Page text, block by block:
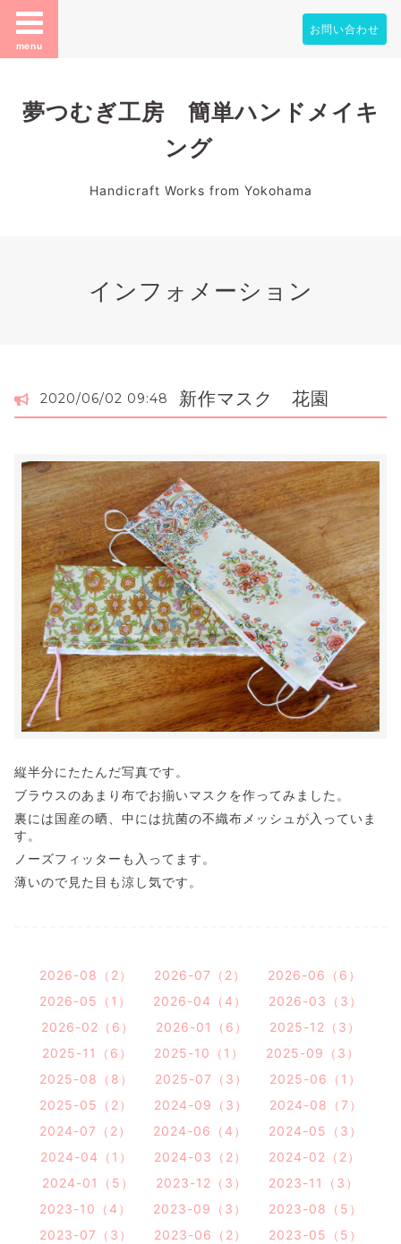
menu
お問い合わせ
夢つむぎ工房 簡単ハンドメイキ
ング
Handicraft Works from Yokohama
インフォメーション
2020/06/02 09:48 新作マスク 花園
縦半分にたたんだ写真です。
ブラウスのあまり布でお揃いマスクを作ってみました。
裏には国産の晒、中には抗菌の不織布メッシュが入っていま
す。
ノーズフィッターも入ってます。
薄いので見た目も涼し気です。
2026-08（2） 2026-07（2）
2026-06（6）
2026-05（1）
2026-04（4）
2026-03（3）
2026-02（6）
2026-01（6）
2025-12（3）
2025-11（6）
2025-10（1）
2025-09（3）
2025-08（8）
2025-07（3）
2025-06（1）
2025-05（2）
2024-09（3）
2024-08（7）
2024-07（2）
2024-06（4）
2024-05（3）
2024-04（1）
2024-03（2）
2024-02（2）
2024-01（5）
2023-12（3）
2023-11（3）
2023-10（4）
2023-09（3）
2023-08（5）
2023-07（3）
2023-06（2）
2023-05（5）